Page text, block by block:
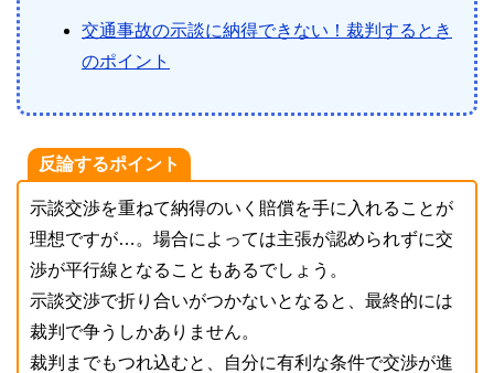
交通事故の示談に納得できない！裁判するとき
のポイント
反論するポイント
示談交渉を重ねて納得のいく賠償を手に入れることが
理想ですが…。場合によっては主張が認められずに交
渉が平行線となることもあるでしょう。
示談交渉で折り合いがつかないとなると、最終的には
裁判で争うしかありません。
裁判までもつれ込むと、自分に有利な条件で交渉が進